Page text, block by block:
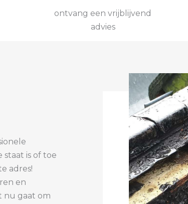
ontvang een vrijblijvend
advies
is of toe
adres!
en
nu gaat om